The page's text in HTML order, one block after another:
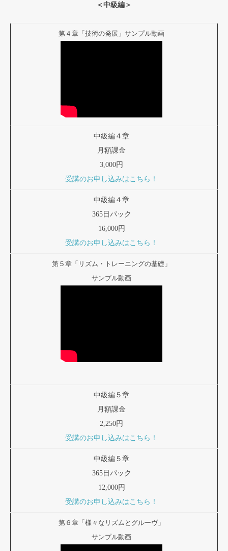
＜中級編＞
第４章「技術の発展」サンプル動画
中級編４章
月額課金
3,000円
受講のお申し込みはこちら！
中級編４章
365日パック
16,000円
受講のお申し込みはこちら！
第５章「リズム・トレーニングの基礎」
サンプル動画
中級編５章
月額課金
2,250円
受講のお申し込みはこちら！
中級編５章
365日パック
12,000円
受講のお申し込みはこちら！
第６章「様々なリズムとグルーヴ」
サンプル動画